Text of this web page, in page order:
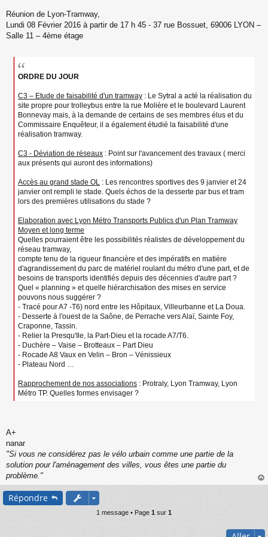
s
g
e
o
Réunion de Lyon-Tramway,
Lundi 08 Février 2016 à partir de 17 h 45 - 37 rue Bossuet, 69006 LYON –
Salle 11 – 4ème étage
ORDRE DU JOUR
C3 – Etude de faisabilité d'un tramway : Le Sytral a acté la réalisation du
site propre pour trolleybus entre la rue Molière et le boulevard Laurent
Bonnevay mais, à la demande de certains de ses membres élus et du
Commissaire Enquêteur, il a également étudié la faisabilité d'une
réalisation tramway.
C3 - Déviation de réseaux : Point sur l'avancement des travaux ( merci
aux présents qui auront des informations)
Accès au grand stade OL : Les rencontres sportives des 9 janvier et 24
janvier ont rempli le stade. Quels échos de la desserte par bus et tram
lors des premières utilisations du stade ?
Elaboration avec Lyon Métro Transports Publics d'un Plan Tramway
Moyen et long terme
Quelles pourraient être les possibilités réalistes de développement du
réseau tramway,
compte tenu de la rigueur financière et des impératifs en matière
d'agrandissement du parc de matériel roulant du métro d'une part, et de
besoins de transports identifiés depuis des décennies d'autre part ?
Quel « planning » et quelle hiérarchisation des mises en service
pouvons nous suggérer ?
- Tracé pour A7 -T6) nord entre les Hôpitaux, Villeurbanne et La Doua.
- Desserte à l'ouest de la Saône, de Perrache vers Alaï, Sainte Foy,
Craponne, Tassin.
- Relier la Presqu'Ile, la Part-Dieu et la rocade A7/T6.
- Duchère – Vaise – Brotteaux – Part Dieu
- Rocade A8 Vaux en Velin – Bron – Vénissieux
- Plateau Nord …
Rapprochement de nos associations : Protraly, Lyon Tramway, Lyon
Métro TP. Quelles formes envisager ?
A+
nanar
"Si vous ne considérez pas le vélo urbain comme une partie de la
solution pour l'aménagement des villes, vous êtes une partie du
problème."
au
Répondre
1 message • Page 1 sur 1